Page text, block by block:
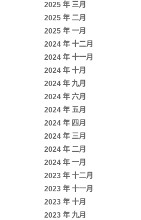
2025 年 三月
2025 年 二月
2025 年 一月
2024 年 十二月
2024 年 十一月
2024 年 十月
2024 年 九月
2024 年 六月
2024 年 五月
2024 年 四月
2024 年 三月
2024 年 二月
2024 年 一月
2023 年 十二月
2023 年 十一月
2023 年 十月
2023 年 九月